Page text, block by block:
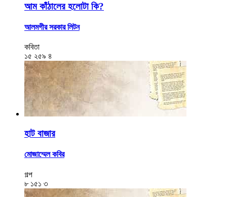
আম কাঁঠালের হলোটা কি?
আলমগীর সরকার লিটন
কবিতা
১৫ ২৫৯ ৪
হাট বাজার
মোজাম্মেল কবির
গল্প
৮ ১৫১ ৩